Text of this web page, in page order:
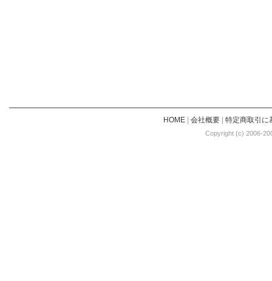
HOME| 会社概要| 特定商取引に
Copyright (c) 2006-